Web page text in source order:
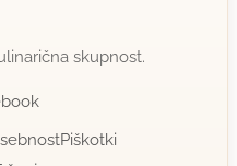
skupnost.
Piškotki